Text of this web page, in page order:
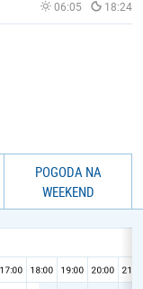
06:05 18:24
POGODA NA
WEEKEND